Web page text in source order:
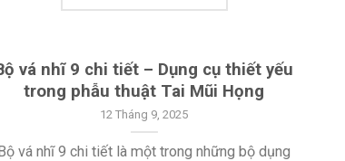
vá nhĩ 9 chi tiết – Dụng cụ thiết yếu
trong phẫu thuật Tai Mũi Họng
12 Tháng 9, 2025
vá nhĩ 9 chi tiết là một trong những bộ dụng